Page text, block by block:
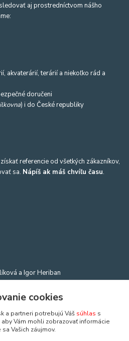
aj prostredníctvom nášho
akvaterárií, terárií a niekoľko rád a
doručeni
) i do České republiky
referencie od všetkých zákazníkov,
sa. Nápíš ak máš chvíľu času.
a Igor Heriban
cookies
a partneri potrebujú Váš súhlas s
Vám mohli zobrazovať informácie
sa Vašich záujmov.